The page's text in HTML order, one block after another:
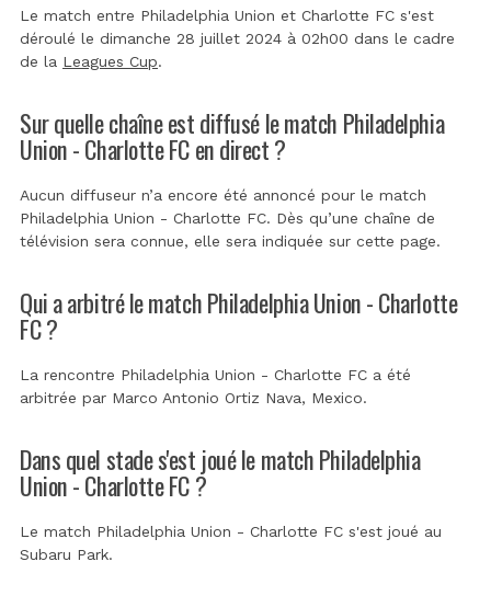
Le match entre Philadelphia Union et Charlotte FC s'est
déroulé le dimanche 28 juillet 2024 à 02h00 dans le cadre
de la Leagues Cup.
Sur quelle chaîne est diffusé le match Philadelphia
Union - Charlotte FC en direct ?
Aucun diffuseur n’a encore été annoncé pour le match
Philadelphia Union - Charlotte FC. Dès qu’une chaîne de
télévision sera connue, elle sera indiquée sur cette page.
Qui a arbitré le match Philadelphia Union - Charlotte
FC ?
La rencontre Philadelphia Union - Charlotte FC a été
arbitrée par Marco Antonio Ortiz Nava, Mexico.
Dans quel stade s'est joué le match Philadelphia
Union - Charlotte FC ?
Le match Philadelphia Union - Charlotte FC s'est joué au
Subaru Park.